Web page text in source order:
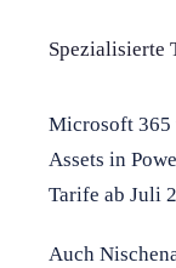
Spezialisierte
Microsoft 365
Assets in
Tarife ab Juli
Auch